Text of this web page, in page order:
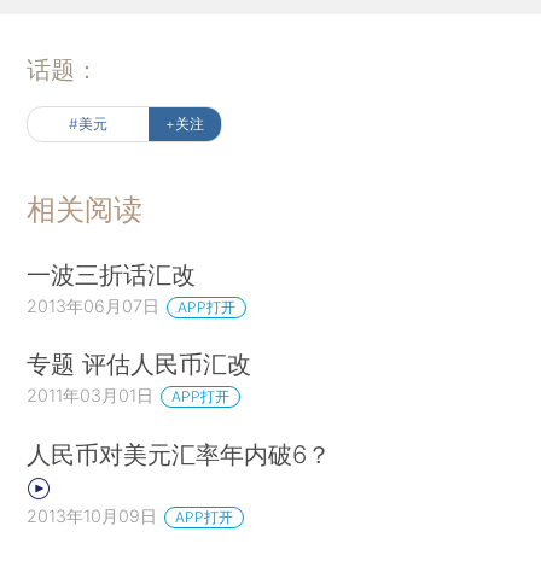
话题：
#美元 +关注
相关阅读
一波三折话汇改
2013年06月07日 APP打开
专题 评估人民币汇改
2011年03月01日 APP打开
人民币对美元汇率年内破6？
2013年10月09日 APP打开